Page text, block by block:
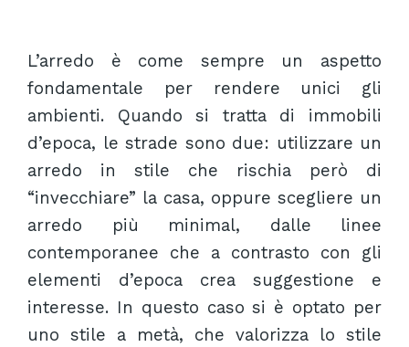
L’arredo è come sempre un aspetto
fondamentale per rendere unici gli
ambienti. Quando si tratta di immobili
d’epoca, le strade sono due: utilizzare un
arredo in stile che rischia però di
“invecchiare” la casa, oppure scegliere un
arredo più minimal, dalle linee
contemporanee che a contrasto con gli
elementi d’epoca crea suggestione e
interesse. In questo caso si è optato per
uno stile a metà, che valorizza lo stile